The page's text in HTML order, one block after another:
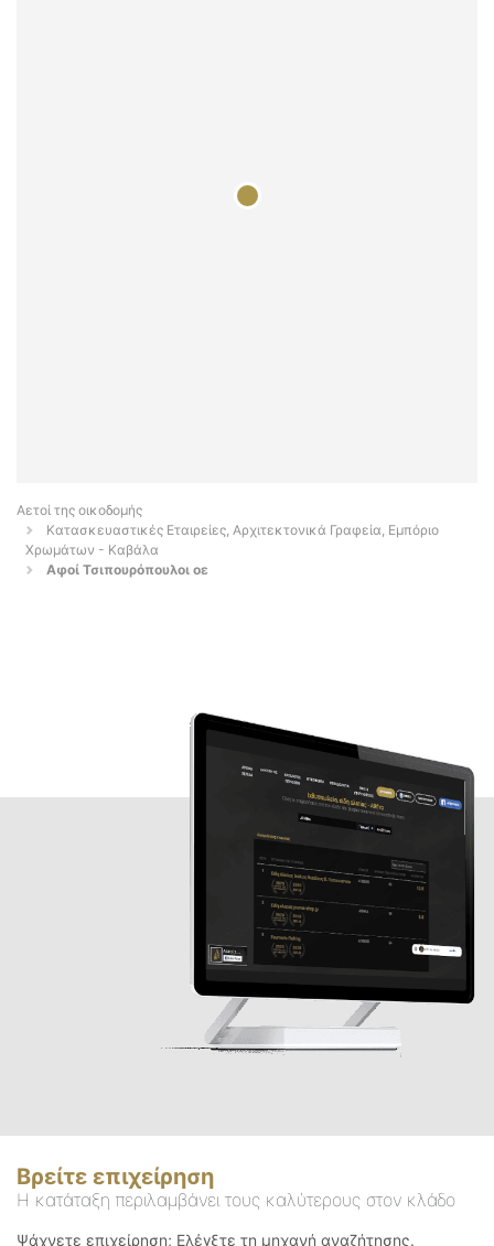
Αετοί της οικοδομής
Κατασκευαστικές Εταιρείες, Αρχιτεκτονικά Γραφεία, Εμπόριο
Χρωμάτων - Καβάλα
Αφοί Τσιπουρόπουλοι οε
Βρείτε επιχείρηση
Η κατάταξη περιλαμβάνει τους καλύτερους στον κλάδο
Ψάχνετε επιχείρηση; Ελέγξτε τη μηχανή αναζήτησης.